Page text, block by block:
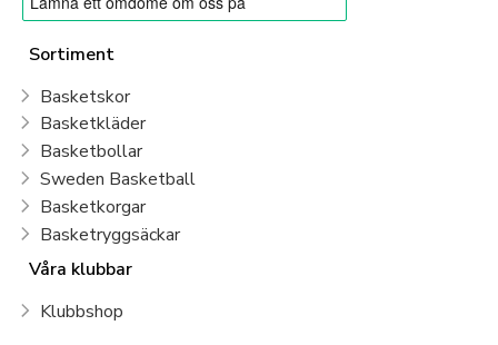
Sortiment
Basketskor
Basketkläder
Basketbollar
Sweden Basketball
Basketkorgar
Basketryggsäckar
Våra klubbar
Klubbshop